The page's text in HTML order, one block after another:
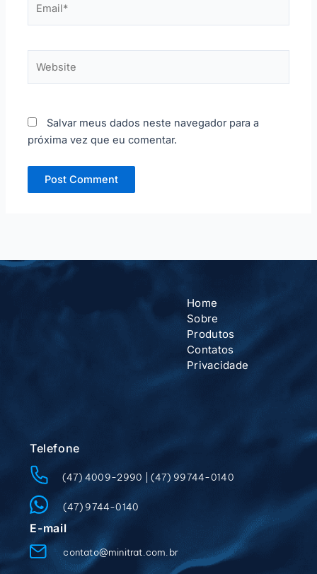
Salvar meus dados neste navegador para a
próxima vez que eu comentar.
Home
Sobre
Produtos
Contatos
Privacidade
Telefone
(47) 4009-2990 |(47) 99744-0140
(47) 9744-0140
E-mail
contato@minitrat.com.br